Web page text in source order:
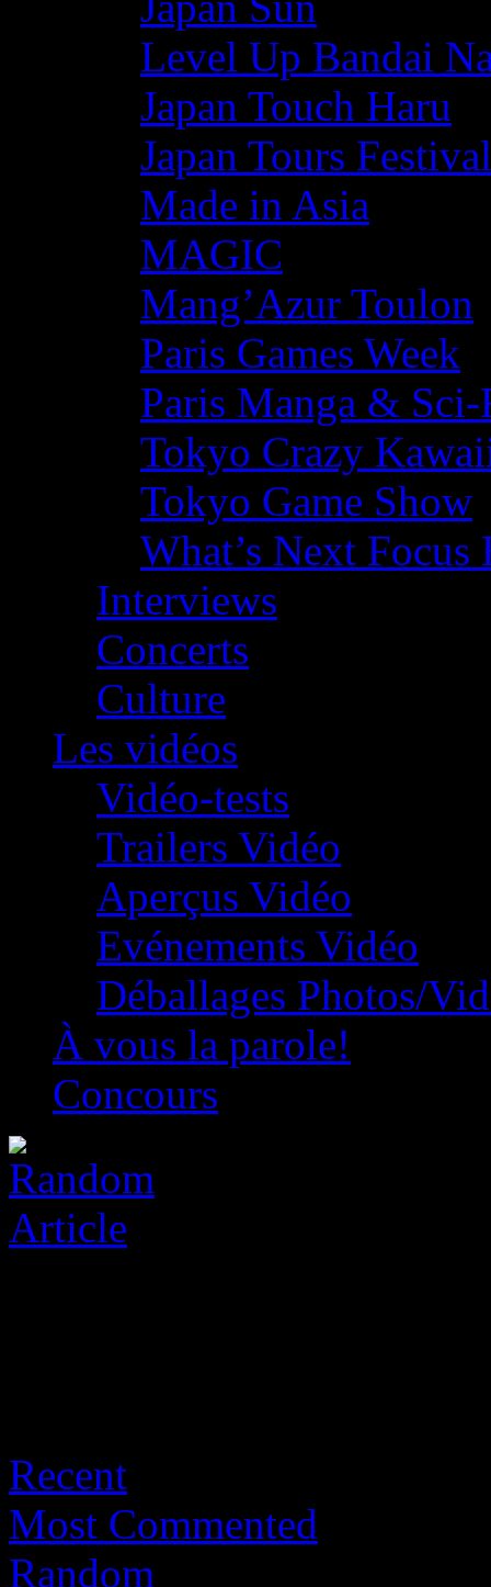
Level Up Bandai
Japan Touch Haru
Japan Tours Festival
Made in Asia
MAGIC
Mang’Azur Toulon
Paris Games Week
Paris Manga &
Tokyo Crazy
Tokyo Game Show
What’s Next
Interviews
Concerts
Culture
Les vidéos
Vidéo-tests
Trailers Vidéo
Aperçus Vidéo
Evénements Vidéo
Déballages Photos/
À vous la parole!
Concours
Recent
Most Commented
Random